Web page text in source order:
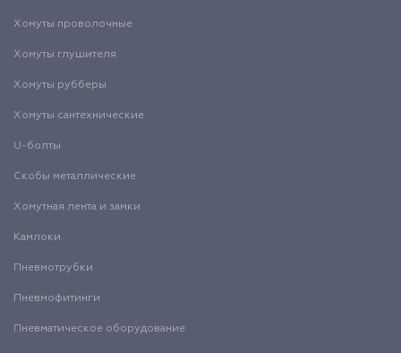
Хомуты проволочные
Хомуты глушителя
Хомуты рубберы
Хомуты сантехнические
U-болты
Скобы металлические
Хомутная лента и замки
Камлоки
Пневмотрубки
Пневмофитинги
Пневматическое оборудование